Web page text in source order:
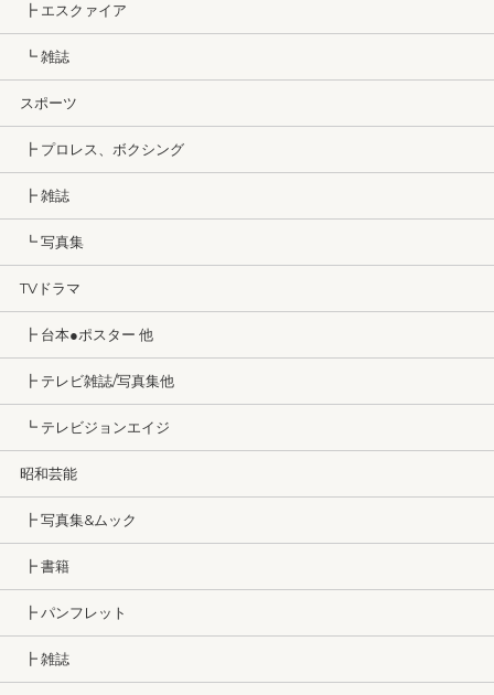
┣ エスクァイア
┗ 雑誌
スポーツ
┣ プロレス、ボクシング
┣ 雑誌
┗ 写真集
TVドラマ
┣ 台本●ポスター 他
┣ テレビ雑誌/写真集他
┗ テレビジョンエイジ
昭和芸能
┣ 写真集&ムック
┣ 書籍
┣ パンフレット
┣ 雑誌